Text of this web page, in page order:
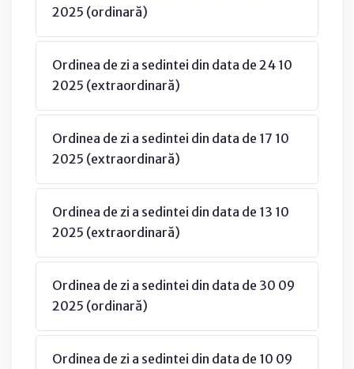
2025 (ordinară)
Ordinea de zi a sedintei din data de 24 10
2025 (extraordinară)
Ordinea de zi a sedintei din data de 17 10
2025 (extraordinară)
Ordinea de zi a sedintei din data de 13 10
2025 (extraordinară)
Ordinea de zi a sedintei din data de 30 09
2025 (ordinară)
Ordinea de zi a sedintei din data de 10 09